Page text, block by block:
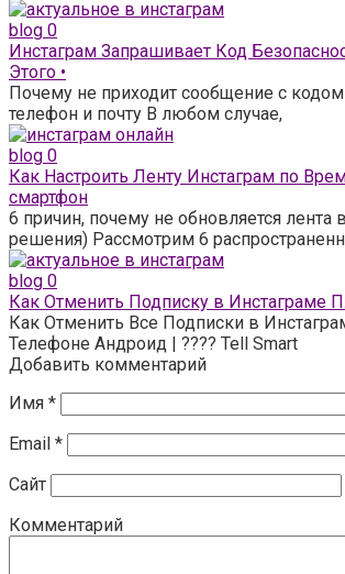
blog 0
Инстаграм Запрашивает Код
Этого •
Почему не приходит сообщение с
телефон и почту В любом случае,
blog 0
Как Настроить Ленту Инстаграм по
смартфон
6 причин, почему не обновляется лента
решения) Рассмотрим 6
blog 0
Как Отменить Подписку в Инстаграме
Как Отменить Все Подписки в
Телефоне Андроид | ???? Tell Smart
Добавить комментарий
Имя *
Email *
Сайт
Комментарий